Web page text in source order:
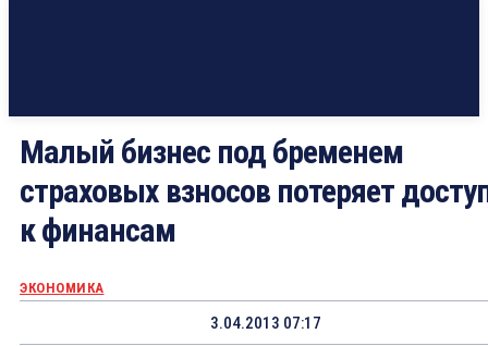
Малый бизнес под бременем
страховых взносов потеряет
к финансам
ЭКОНОМИКА
3.04.2013 07:17